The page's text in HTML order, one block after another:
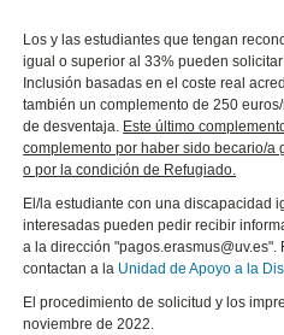
Los y las estudiantes que tengan
igual o superior al 33% pueden
Inclusión basadas en el coste real
también un complemento de 250
de desventaja. Este último
complemento por haber sido becario/a
o por la condición de Refugiado.
El/la estudiante con una discapacidad
interesadas pueden pedir recibir
a la dirección
contactan a la Unidad de Apoyo a la
El procedimiento de solicitud y los
noviembre de 2022.